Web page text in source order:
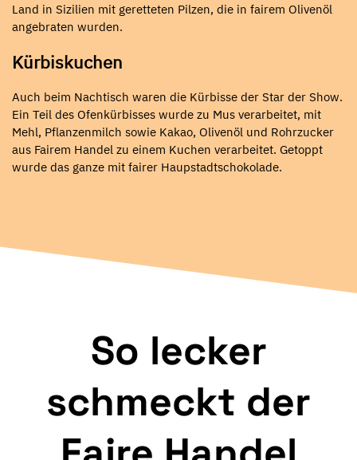
Land in Sizilien mit geretteten Pilzen, die in fairem Olivenöl
angebraten wurden.
Kürbiskuchen
Auch beim Nachtisch waren die Kürbisse der Star der Show.
Ein Teil des Ofenkürbisses wurde zu Mus verarbeitet, mit
Mehl, Pflanzenmilch sowie Kakao, Olivenöl und Rohrzucker
aus Fairem Handel zu einem Kuchen verarbeitet. Getoppt
wurde das ganze mit fairer Haupstadtschokolade.
So lecker
schmeckt der